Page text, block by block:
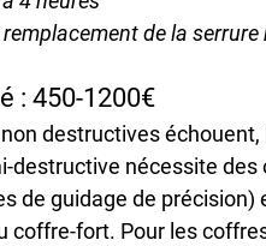
de la
: 450-1200€
destructives
destructive nécessite
de guidage de
coffre-fort. Pour les